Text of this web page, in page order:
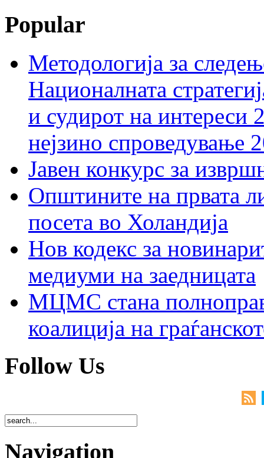
Popular
Методологија за
Националната
и судирот на интереси
нејзино спроведување
Јавен конкурс за
Општините на првата
посета во Холандија
Нов кодекс за
медиуми на заедницата
МЦМС стана
коалиција на
Follow Us
Navigation